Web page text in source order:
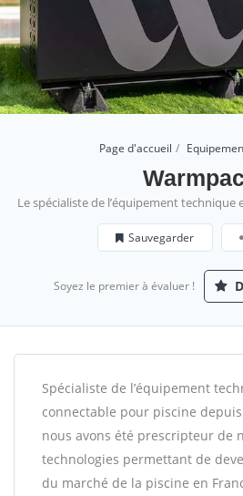
Page d'accueil
Warmpac
Le spécialiste de l’équipement
Sauvegarder
Soyez le premier à évaluer !
Spécialiste de l’équipement
connectable pour piscine
nous avons été prescripteur de
technologies permettant de
du marché de la piscine en